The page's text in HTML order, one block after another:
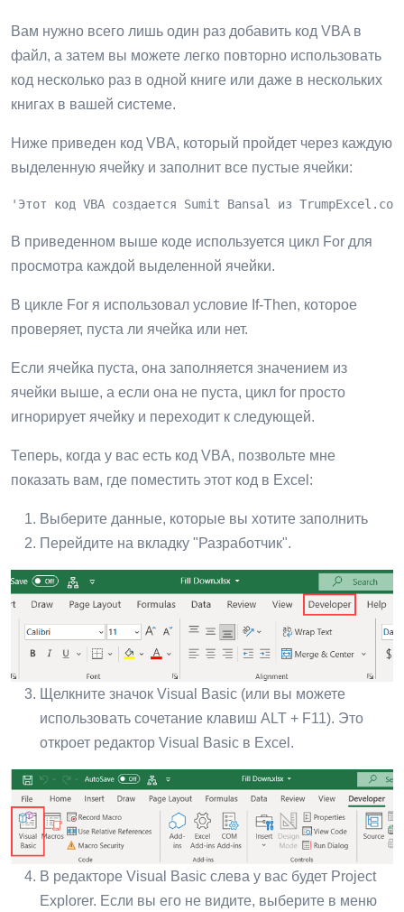
Вам нужно всего лишь один раз добавить код VBA в
файл, а затем вы можете легко повторно использовать
код несколько раз в одной книге или даже в нескольких
книгах в вашей системе.
Ниже приведен код VBA, который пройдет через каждую
выделенную ячейку и заполнит все пустые ячейки:
'Этот код VBA создается Sumit Bansal из
В приведенном выше коде используется цикл For для
просмотра каждой выделенной ячейки.
В цикле For я использовал условие If-Then, которое
проверяет, пуста ли ячейка или нет.
Если ячейка пуста, она заполняется значением из
ячейки выше, а если она не пуста, цикл for просто
игнорирует ячейку и переходит к следующей.
Теперь, когда у вас есть код VBA, позвольте мне
показать вам, где поместить этот код в Excel:
Выберите данные, которые вы хотите заполнить
Перейдите на вкладку "Разработчик".
Щелкните значок Visual Basic (или вы можете
использовать сочетание клавиш ALT + F11). Это
откроет редактор Visual Basic в Excel.
В редакторе Visual Basic слева у вас будет Project
Explorer. Если вы его не видите, выберите в меню